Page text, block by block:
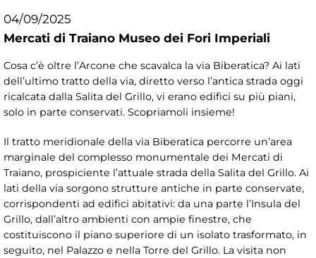
04/09/2025
Mercati di Traiano Museo dei Fori Imperiali
Cosa c’è oltre l’Arcone che scavalca la via Biberatica? Ai lati
dell’ultimo tratto della via, diretto verso l’antica strada oggi
ricalcata dalla Salita del Grillo, vi erano edifici su più piani,
solo in parte conservati. Scopriamoli insieme!
Il tratto meridionale della via Biberatica percorre un’area
marginale del complesso monumentale dei Mercati di
Traiano, prospiciente l’attuale strada della Salita del Grillo. Ai
lati della via sorgono strutture antiche in parte conservate,
corrispondenti ad edifici abitativi: da una parte l’Insula del
Grillo, dall’altro ambienti con ampie finestre, che
costituiscono il piano superiore di un isolato trasformato, in
seguito, nel Palazzo e nella Torre del Grillo. La visita non